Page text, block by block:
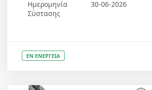
Ημερομηνία
Σύστασης
30-06-2026
ΕΝ ΕΝΕΡΓΕΙΑ